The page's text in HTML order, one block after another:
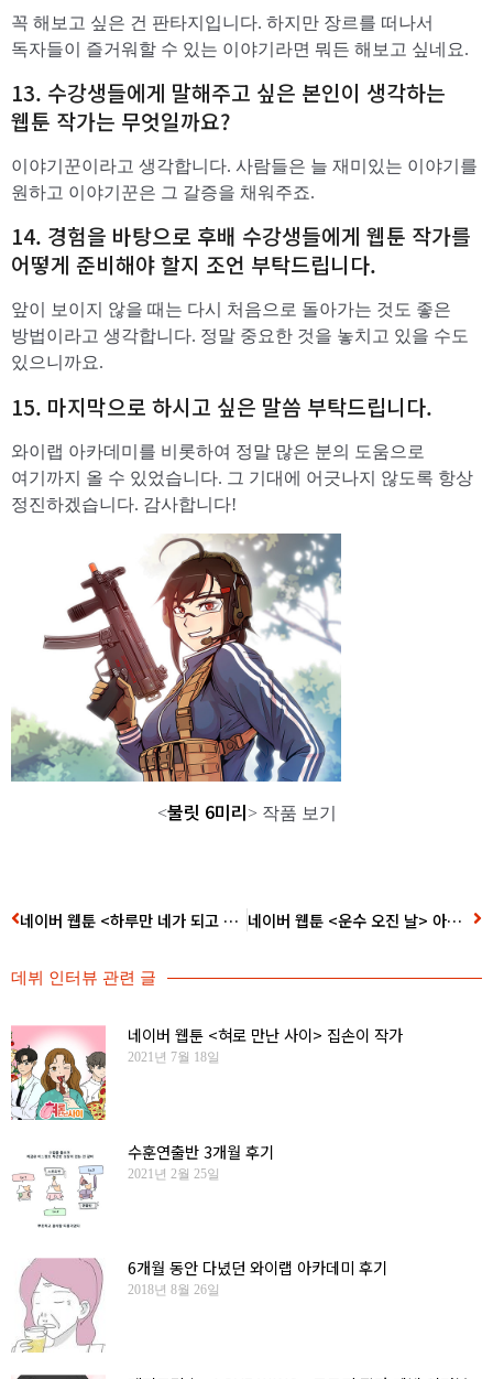
꼭 해보고 싶은 건 판타지입니다. 하지만 장르를 떠나서
독자들이 즐거워할 수 있는 이야기라면 뭐든 해보고 싶네요.
​13. 수강생들에게 말해주고 싶은 본인이 생각하는
웹툰 작가는 무엇일까요?
​이야기꾼이라고 생각합니다. 사람들은 늘 재미있는 이야기를
원하고 이야기꾼은 그 갈증을 채워주죠.
​14. 경험을 바탕으로 후배 수강생들에게 웹툰 작가를
어떻게 준비해야 할지 조언 부탁드립니다.
앞이 보이지 않을 때는 다시 처음으로 돌아가는 것도 좋은
방법이라고 생각합니다. 정말 중요한 것을 놓치고 있을 수도
있으니까요.
​15. 마지막으로 하시고 싶은 말씀 부탁드립니다.
와이랩 아카데미를 비롯하여 정말 많은 분의 도움으로
여기까지 올 수 있었습니다. 그 기대에 어긋나지 않도록 항상
정진하겠습니다. 감사합니다!
<불릿 6미리> 작품 보기
네이버 웹툰 <하루만 네가 되고 싶어> 삼 작가 데뷔 인터뷰 네이버 웹툰 <운수 오진 날> 아포리아 작가 데뷔 인터뷰
데뷔 인터뷰 관련 글
네이버 웹툰 <혀로 만난 사이> 집손이 작가
2021년 7월 18일
수훈연출반 3개월 후기
2021년 2월 25일
6개월 동안 다녔던 와이랩 아카데미 후기
2018년 8월 26일